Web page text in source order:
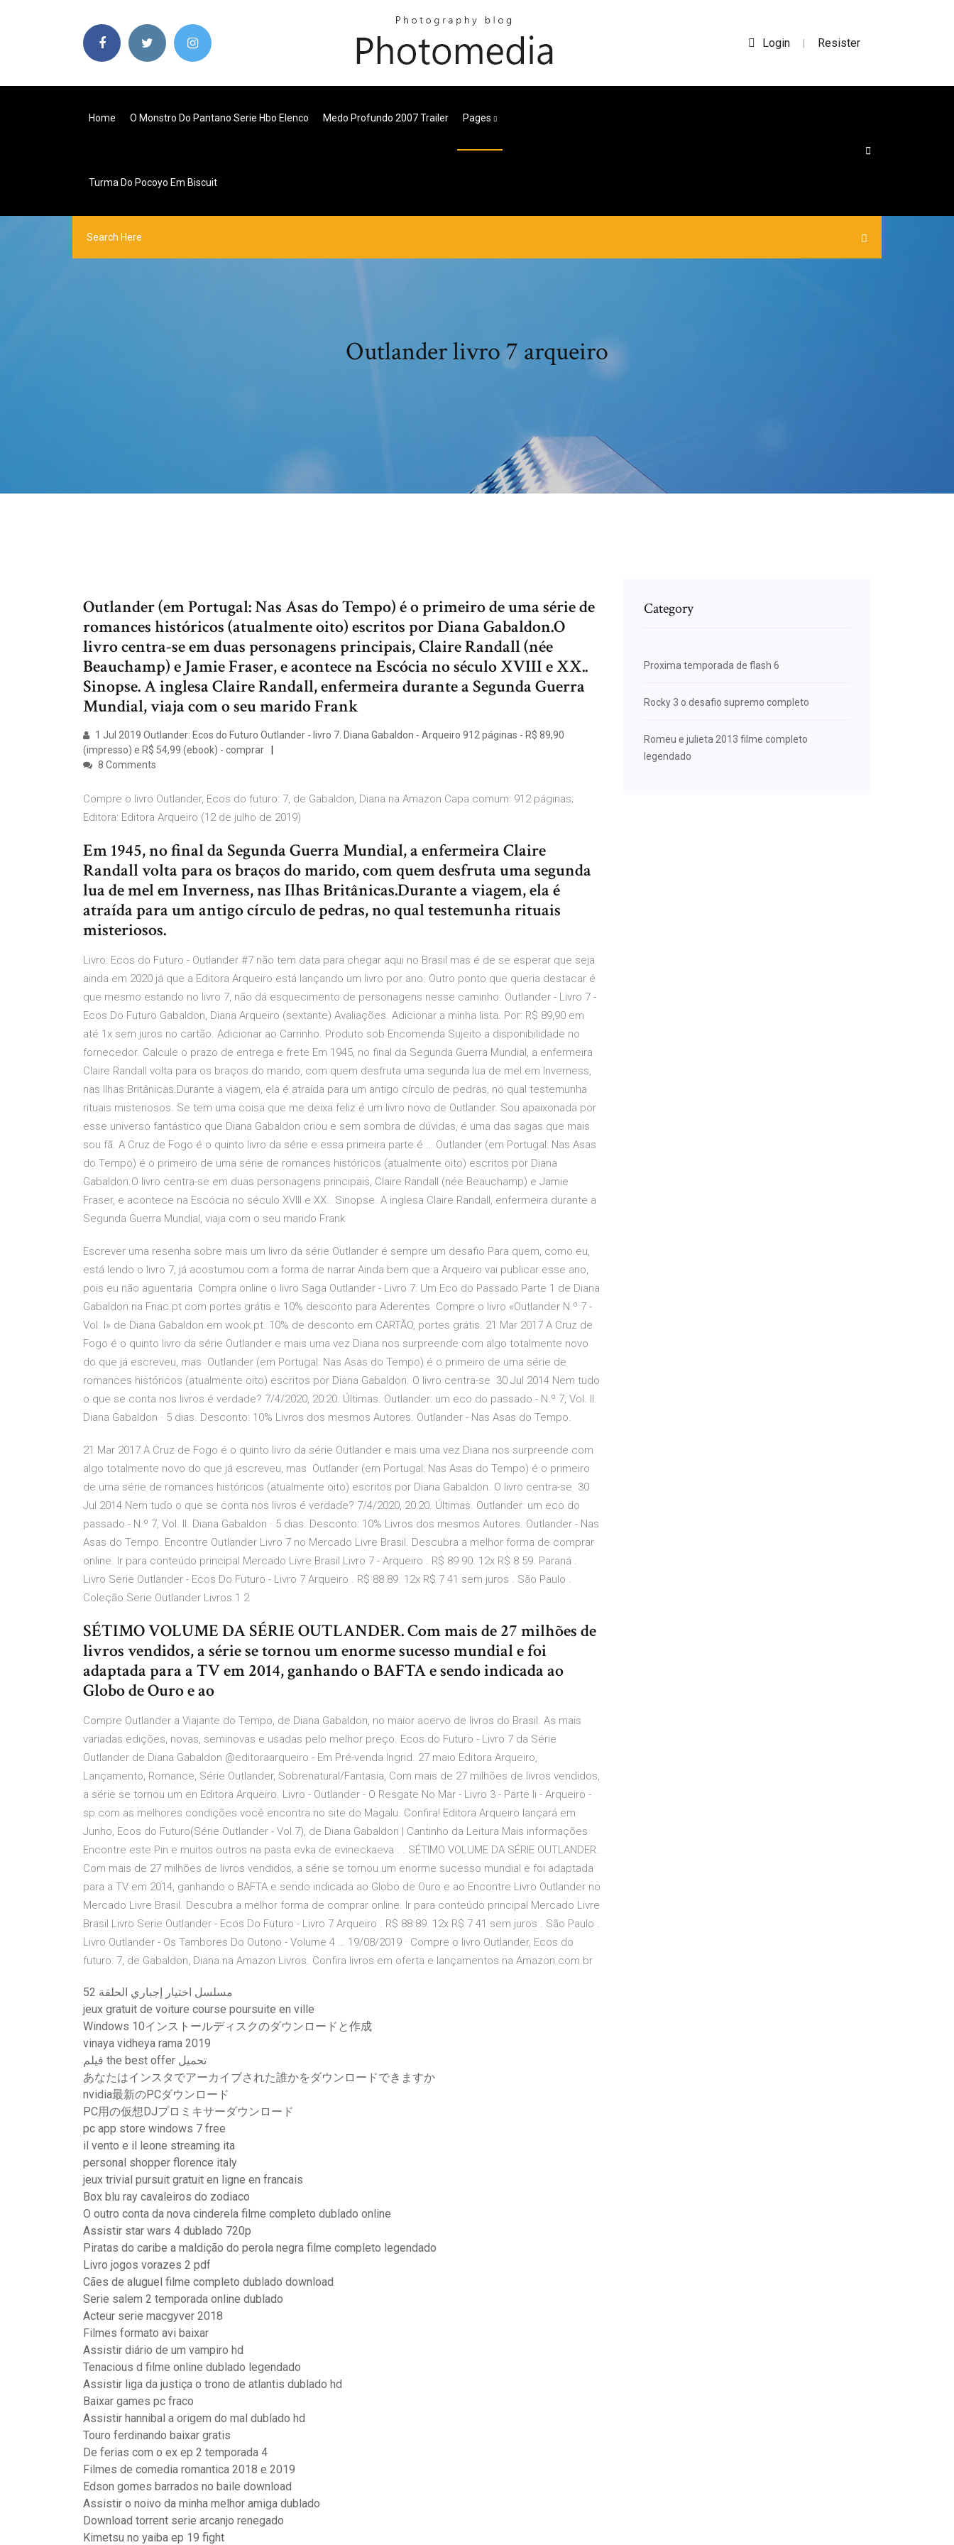
Login | Resister
Home O Monstro Do Pantano Serie Hbo Elenco Medo Profundo 2007 Trailer Pages
Turma Do Pocoyo Em Biscuit
Outlander livro 7 arqueiro
Outlander (em Portugal: Nas Asas do Tempo) é o primeiro de uma série de
romances históricos (atualmente oito) escritos por Diana Gabaldon.O
livro centra-se em duas personagens principais, Claire Randall (née
Beauchamp) e Jamie Fraser, e acontece na Escócia no século XVIII e XX..
Sinopse. A inglesa Claire Randall, enfermeira durante a Segunda Guerra
Mundial, viaja com o seu marido Frank
1 Jul 2019 Outlander: Ecos do Futuro Outlander - livro 7. Diana Gabaldon - Arqueiro 912 páginas - R$ 89,90
(impresso) e R$ 54,99 (ebook) - comprar
8 Comments
Compre o livro Outlander, Ecos do futuro: 7, de Gabaldon, Diana na Amazon Capa comum: 912 páginas;
Editora: Editora Arqueiro (12 de julho de 2019)
Em 1945, no final da Segunda Guerra Mundial, a enfermeira Claire
Randall volta para os braços do marido, com quem desfruta uma segunda
lua de mel em Inverness, nas Ilhas Britânicas.Durante a viagem, ela é
atraída para um antigo círculo de pedras, no qual testemunha rituais
misteriosos.
Livro: Ecos do Futuro - Outlander #7 não tem data para chegar aqui no Brasil mas é de se esperar que seja
ainda em 2020 já que a Editora Arqueiro está lançando um livro por ano. Outro ponto que queria destacar é
que mesmo estando no livro 7, não dá esquecimento de personagens nesse caminho. Outlander - Livro 7 -
Ecos Do Futuro Gabaldon, Diana Arqueiro (sextante) Avaliações. Adicionar a minha lista. Por: R$ 89,90 em
até 1x sem juros no cartão. Adicionar ao Carrinho. Produto sob Encomenda Sujeito a disponibilidade no
fornecedor. Calcule o prazo de entrega e frete Em 1945, no final da Segunda Guerra Mundial, a enfermeira
Claire Randall volta para os braços do marido, com quem desfruta uma segunda lua de mel em Inverness,
nas Ilhas Britânicas.Durante a viagem, ela é atraída para um antigo círculo de pedras, no qual testemunha
rituais misteriosos. Se tem uma coisa que me deixa feliz é um livro novo de Outlander. Sou apaixonada por
esse universo fantástico que Diana Gabaldon criou e sem sombra de dúvidas, é uma das sagas que mais
sou fã. A Cruz de Fogo é o quinto livro da série e essa primeira parte é … Outlander (em Portugal: Nas Asas
do Tempo) é o primeiro de uma série de romances históricos (atualmente oito) escritos por Diana
Gabaldon.O livro centra-se em duas personagens principais, Claire Randall (née Beauchamp) e Jamie
Fraser, e acontece na Escócia no século XVIII e XX.. Sinopse. A inglesa Claire Randall, enfermeira durante a
Segunda Guerra Mundial, viaja com o seu marido Frank
Escrever uma resenha sobre mais um livro da série Outlander é sempre um desafio Para quem, como eu,
está lendo o livro 7, já acostumou com a forma de narrar Ainda bem que a Arqueiro vai publicar esse ano,
pois eu não aguentaria Compra online o livro Saga Outlander - Livro 7: Um Eco do Passado Parte 1 de Diana
Gabaldon na Fnac.pt com portes grátis e 10% desconto para Aderentes Compre o livro «Outlander N.º 7 -
Vol. I» de Diana Gabaldon em wook.pt. 10% de desconto em CARTÃO, portes grátis. 21 Mar 2017 A Cruz de
Fogo é o quinto livro da série Outlander e mais uma vez Diana nos surpreende com algo totalmente novo
do que já escreveu, mas Outlander (em Portugal: Nas Asas do Tempo) é o primeiro de uma série de
romances históricos (atualmente oito) escritos por Diana Gabaldon. O livro centra-se 30 Jul 2014 Nem tudo
o que se conta nos livros é verdade? 7/4/2020, 20:20. Últimas. Outlander: um eco do passado - N.º 7, Vol. II.
Diana Gabaldon · 5 dias. Desconto: 10% Livros dos mesmos Autores. Outlander - Nas Asas do Tempo.
21 Mar 2017 A Cruz de Fogo é o quinto livro da série Outlander e mais uma vez Diana nos surpreende com
algo totalmente novo do que já escreveu, mas Outlander (em Portugal: Nas Asas do Tempo) é o primeiro
de uma série de romances históricos (atualmente oito) escritos por Diana Gabaldon. O livro centra-se 30
Jul 2014 Nem tudo o que se conta nos livros é verdade? 7/4/2020, 20:20. Últimas. Outlander: um eco do
passado - N.º 7, Vol. II. Diana Gabaldon · 5 dias. Desconto: 10% Livros dos mesmos Autores. Outlander - Nas
Asas do Tempo. Encontre Outlander Livro 7 no Mercado Livre Brasil. Descubra a melhor forma de comprar
online. Ir para conteúdo principal Mercado Livre Brasil Livro 7 - Arqueiro . R$ 89 90. 12x R$ 8 59. Paraná .
Livro Serie Outlander - Ecos Do Futuro - Livro 7 Arqueiro . R$ 88 89. 12x R$ 7 41 sem juros . São Paulo .
Coleção Serie Outlander Livros 1 2
SÉTIMO VOLUME DA SÉRIE OUTLANDER. Com mais de 27 milhões de
livros vendidos, a série se tornou um enorme sucesso mundial e foi
adaptada para a TV em 2014, ganhando o BAFTA e sendo indicada ao
Globo de Ouro e ao
Compre Outlander a Viajante do Tempo, de Diana Gabaldon, no maior acervo de livros do Brasil. As mais
variadas edições, novas, seminovas e usadas pelo melhor preço. Ecos do Futuro - Livro 7 da Série
Outlander de Diana Gabaldon @editoraarqueiro - Em Pré-venda Ingrid. 27 maio Editora Arqueiro,
Lançamento, Romance, Série Outlander, Sobrenatural/Fantasia, Com mais de 27 milhões de livros vendidos,
a série se tornou um en Editora Arqueiro. Livro - Outlander - O Resgate No Mar - Livro 3 - Parte Ii - Arqueiro -
sp com as melhores condições você encontra no site do Magalu. Confira! Editora Arqueiro lançará em
Junho, Ecos do Futuro(Série Outlander - Vol.7), de Diana Gabaldon | Cantinho da Leitura Mais informações
Encontre este Pin e muitos outros na pasta evka de evineckaeva . . SÉTIMO VOLUME DA SÉRIE OUTLANDER.
Com mais de 27 milhões de livros vendidos, a série se tornou um enorme sucesso mundial e foi adaptada
para a TV em 2014, ganhando o BAFTA e sendo indicada ao Globo de Ouro e ao Encontre Livro Outlander no
Mercado Livre Brasil. Descubra a melhor forma de comprar online. Ir para conteúdo principal Mercado Livre
Brasil Livro Serie Outlander - Ecos Do Futuro - Livro 7 Arqueiro . R$ 88 89. 12x R$ 7 41 sem juros . São Paulo .
Livro Outlander - Os Tambores Do Outono - Volume 4 … 19/08/2019 · Compre o livro Outlander, Ecos do
futuro: 7, de Gabaldon, Diana na Amazon Livros. Confira livros em oferta e lançamentos na Amazon.com.br
مسلسل اختيار إجباري الحلقة 52
jeux gratuit de voiture course poursuite en ville
Windows 10インストールディスクのダウンロードと作成
vinaya vidheya rama 2019
فيلم the best offer تحميل
あなたはインスタでアーカイブされた誰かをダウンロードできますか
nvidia最新のPCダウンロード
PC用の仮想DJプロミキサーダウンロード
pc app store windows 7 free
il vento e il leone streaming ita
personal shopper florence italy
jeux trivial pursuit gratuit en ligne en francais
Box blu ray cavaleiros do zodiaco
O outro conta da nova cinderela filme completo dublado online
Assistir star wars 4 dublado 720p
Piratas do caribe a maldição do perola negra filme completo legendado
Livro jogos vorazes 2 pdf
Cães de aluguel filme completo dublado download
Serie salem 2 temporada online dublado
Acteur serie macgyver 2018
Filmes formato avi baixar
Assistir diário de um vampiro hd
Tenacious d filme online dublado legendado
Assistir liga da justiça o trono de atlantis dublado hd
Baixar games pc fraco
Assistir hannibal a origem do mal dublado hd
Touro ferdinando baixar gratis
De ferias com o ex ep 2 temporada 4
Filmes de comedia romantica 2018 e 2019
Edson gomes barrados no baile download
Assistir o noivo da minha melhor amiga dublado
Download torrent serie arcanjo renegado
Kimetsu no yaiba ep 19 fight
Category
Proxima temporada de flash 6
Rocky 3 o desafio supremo completo
Romeu e julieta 2013 filme completo
legendado